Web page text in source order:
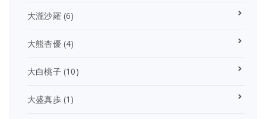
大瀧沙羅 (6)
大熊杏優(4)
大白桃子(10)
大盛真歩(1)